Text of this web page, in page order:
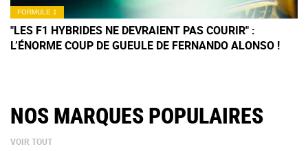
FORMULE 1
"LES F1 HYBRIDES NE DEVRAIENT PAS COURIR" :
L’ÉNORME COUP DE GUEULE DE FERNANDO ALONSO !
NOS MARQUES POPULAIRES
VOIR TOUT